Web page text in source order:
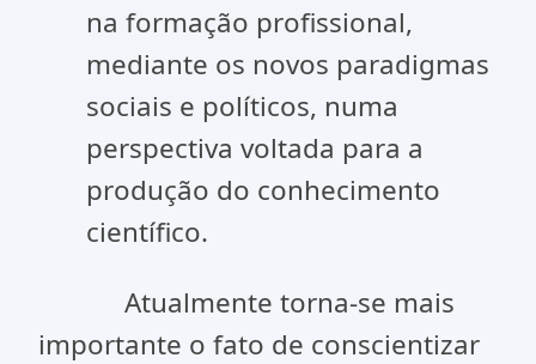
na formação profissional,
mediante os novos paradigmas
sociais e políticos, numa
perspectiva voltada para a
produção do conhecimento
científico.
Atualmente torna-se mais
importante o fato de conscientizar